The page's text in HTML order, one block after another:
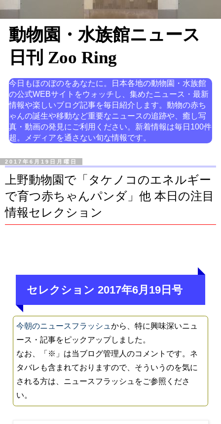
動物園・水族館ニュース
日刊 Zoo Ring
今日もほのぼのをあなたに。日本各地の動物園・水族館
の公式WEBサイトをウォッチし、集めたニュース・最新
情報や楽しいブログ記事を毎日紹介します。動物の赤ち
ゃんの誕生や移動など重要なニュースの追跡や、癒し写
真・動画の発見にご利用ください。新着情報は毎日100件
超。メディアを通さない旬な情報です。
2017年6月19日月曜日
上野動物園で「タケノコのエネルギー
で育つ赤ちゃんパンダ」他 本日の注目
情報セレクション
セレクション 2017年6月19日号
今朝のニュースフラッシュから、特に興味深いニュ
ース・記事をピックアップしました。
なお、「※」は当ブログ管理人のコメントです。ネ
タバレも含まれておりますので、そういうのを気に
される方は、ニュースフラッシュをご参照くださ
い。